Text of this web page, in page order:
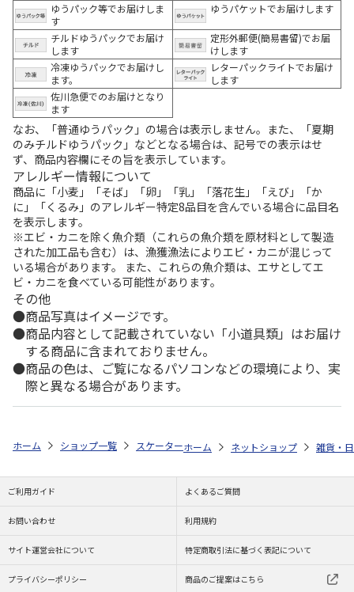
ゆうパック等でお届けしま
す
ゆうパケットでお届けします
チルドゆうパックでお届け
します
定形外郵便(簡易書留)でお届
けします
冷凍ゆうパックでお届けし
ます。
レターパックライトでお届け
します
佐川急便でのお届けとなり
ます
なお、「普通ゆうパック」の場合は表示しません。また、「夏期
のみチルドゆうパック」などとなる場合は、記号での表示はせ
ず、商品内容欄にその旨を表示しています。
アレルギー情報について
商品に「小麦」「そば」「卵」「乳」「落花生」「えび」「か
に」「くるみ」のアレルギー特定8品目を含んでいる場合に品目名
を表示します。
※エビ・カニを除く魚介類（これらの魚介類を原材料として製造
された加工品も含む）は、漁獲漁法によりエビ・カニが混じって
いる場合があります。 また、これらの魚介類は、エサとしてエ
ビ・カニを食べている可能性があります。
その他
商品写真はイメージです。
商品内容として記載されていない「小道具類」はお届け
する商品に含まれておりません。
商品の色は、ご覧になるパソコンなどの環境により、実
際と異なる場合があります。
ホーム ショップ一覧 スケーター 小物収納ポケット 2個組 miffy KTP3
ホーム ネットショップ 雑貨・
ご利用ガイド よくあるご質問
お問い合わせ 利用規約
サイト運営会社について 特定商取引法に基づく表記について
プライバシーポリシー 商品のご提案はこちら